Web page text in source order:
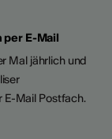
E-Mail
Mal jährlich und
Mail Postfach.